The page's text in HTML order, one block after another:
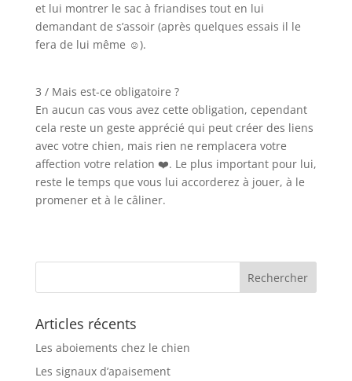
et lui montrer le sac à friandises tout en lui
demandant de s’assoir (après quelques essais il le
fera de lui même ☺️).
3 / Mais est-ce obligatoire ?
En aucun cas vous avez cette obligation, cependant
cela reste un geste apprécié qui peut créer des liens
avec votre chien, mais rien ne remplacera votre
affection votre relation ❤️. Le plus important pour lui,
reste le temps que vous lui accorderez à jouer, à le
promener et à le câliner.
Articles récents
Les aboiements chez le chien
Les signaux d’apaisement